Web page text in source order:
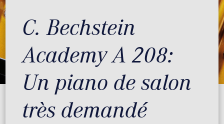
C. Bechstein
Academy A 208:
Un piano de salon
très demandé